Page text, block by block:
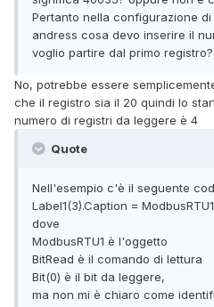
Pertanto nella configurazione
andress cosa devo inserire il
voglio partire dal primo registro?
No, potrebbe essere
che il registro sia il 20 quindi lo
numero di registri da leggere è 4
Quote
Nell'esempio c'è il seguente
Label1(3).Caption =
dove
ModbusRTU1 è l'oggetto
BitRead è il comando di lettura
Bit(0) è il bit da leggere,
ma non mi è chiaro come